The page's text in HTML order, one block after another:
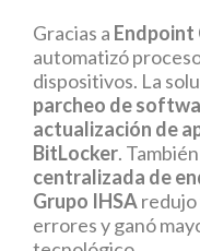
Gracias a Endpoint
automatizó
dispositivos. La
parcheo de
actualización de
BitLocker.
centralizada de
Grupo IHSA
errores y ganó